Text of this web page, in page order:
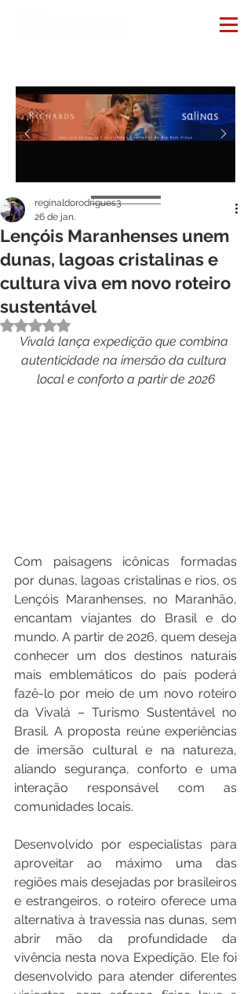
Lençóis Maranhenses unem
dunas, lagoas cristalinas e
cultura viva em novo roteiro
sustentável
reginaldorodrigues3
26 de jan.
Avaliado com NaN de 5 estrelas.
Vivalá lança expedição que combina
autenticidade na imersão da cultura
local e conforto a partir de 2026
Com paisagens icônicas formadas
por dunas, lagoas cristalinas e rios, os
Lençóis Maranhenses, no Maranhão,
encantam viajantes do Brasil e do
mundo. A partir de 2026, quem deseja
conhecer um dos destinos naturais
mais emblemáticos do país poderá
fazê-lo por meio de um novo roteiro
da Vivalá – Turismo Sustentável no
Brasil. A proposta reúne experiências
de imersão cultural e na natureza,
aliando segurança, conforto e uma
interação responsável com as
comunidades locais.
Desenvolvido por especialistas para
aproveitar ao máximo uma das
regiões mais desejadas por brasileiros
e estrangeiros, o roteiro oferece uma
alternativa à travessia nas dunas, sem
abrir mão da profundidade da
vivência nesta nova Expedição. Ele foi
desenvolvido para atender diferentes